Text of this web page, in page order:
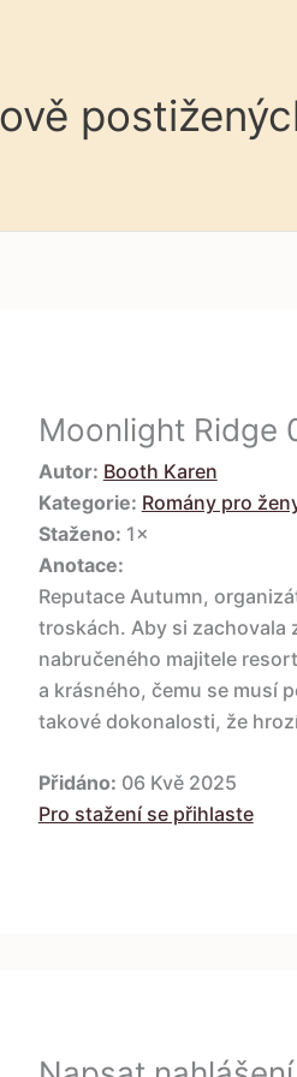
Moonlight Ridge
Autor: Booth Karen
Kategorie: Romány pro
Staženo: 1×
Anotace:
Reputace Autumn,
troskách. Aby si zachovala
nabručeného majitele
a krásného, čemu se musí
takové dokonalosti, že
Přidáno: 06 Kvě 2025
Pro stažení se přihlaste